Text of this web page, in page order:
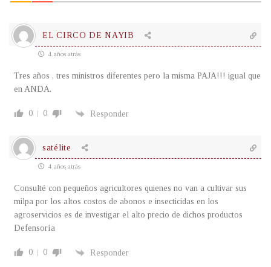
EL CIRCO DE NAYIB
4 años atrás
Tres años , tres ministros diferentes pero la misma PAJA!!! igual que
en ANDA.
0 0 Responder
satélite
4 años atrás
Consulté con pequeños agricultores quienes no van a cultivar sus
milpa por los altos costos de abonos e insecticidas en los
agroservicios es de investigar el alto precio de dichos productos
Defensoría
0 0 Responder